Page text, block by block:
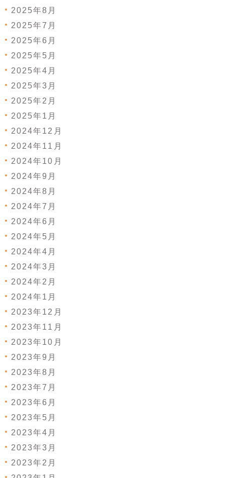
2025年8月
2025年7月
2025年6月
2025年5月
2025年4月
2025年3月
2025年2月
2025年1月
2024年12月
2024年11月
2024年10月
2024年9月
2024年8月
2024年7月
2024年6月
2024年5月
2024年4月
2024年3月
2024年2月
2024年1月
2023年12月
2023年11月
2023年10月
2023年9月
2023年8月
2023年7月
2023年6月
2023年5月
2023年4月
2023年3月
2023年2月